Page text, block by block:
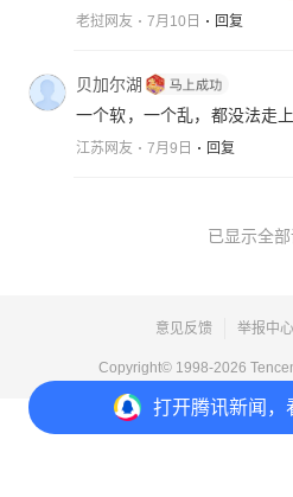
打开腾讯新闻，
老挝网友 7月10日 回复
贝加尔湖
一个软，一个乱，都没法走
江苏网友 7月9日 回复
已显示全
意见反馈 举报中心
Copyright© 1998-2026